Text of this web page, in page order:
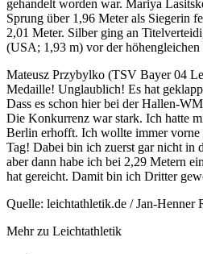
gehandelt worden war. Mariya
Sprung über 1,96 Meter als Siegerin
2,01 Meter. Silber ging an
(USA; 1,93 m) vor der höhengleichen
Mateusz Przybylko (TSV Bayer 04
Medaille! Unglaublich! Es hat
Dass es schon hier bei der Hallen-
Die Konkurrenz war stark. Ich hatte
Berlin erhofft. Ich wollte immer vorne
Tag! Dabei bin ich zuerst gar nicht in
aber dann habe ich bei 2,29 Metern
hat gereicht. Damit bin ich Dritter
Quelle: leichtathletik.de / Jan-Henner
Mehr zu Leichtathletik